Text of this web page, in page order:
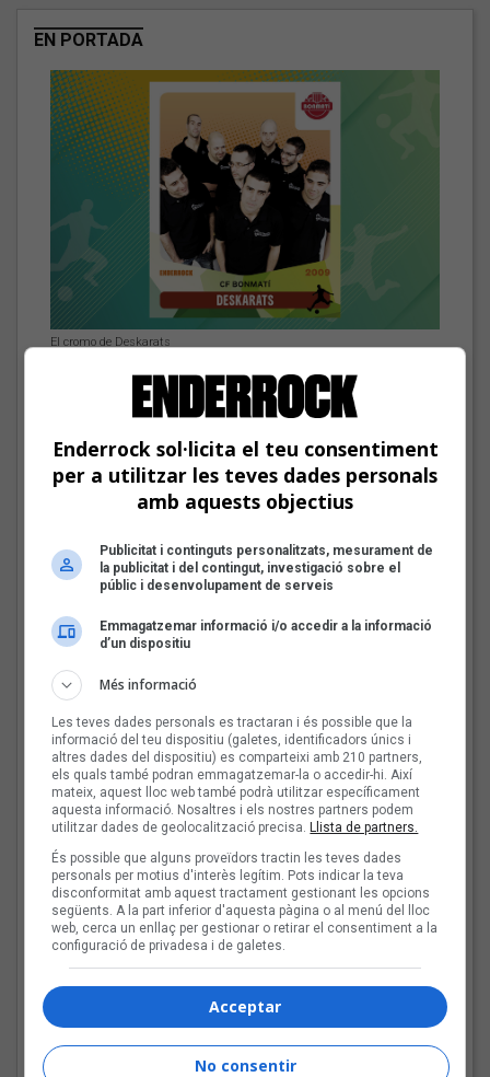
EN PORTADA
El cromo de Deskarats
Les veus dels himnes del futbol
català: Deskarats
Fins a finals d'agost, repassarem diferents himnes que els
grups i artistes catalans han fet per equips de futbol d'arreu
dels Països Catalans
Mark Boske: «No
m’agrada etiquetar-me
de cantautor»
futbol català: Miquel
Abras, Mazoni, Sanjosex
i The Gruixut’s
El Sona9 d'estiu d'iCat
descobreix els
concursants balears i
valencians
Tot a punt per la Plaça
del Folk 2026
Enderrock sol·licita el teu consentiment
per a utilitzar les teves dades personals
amb aquests objectius
Publicitat i continguts personalitzats, mesurament de
la publicitat i del contingut, investigació sobre el
públic i desenvolupament de serveis
Emmagatzemar informació i/o accedir a la informació
d’un dispositiu
Més informació
Les teves dades personals es tractaran i és possible que la
informació del teu dispositiu (galetes, identificadors únics i
altres dades del dispositiu) es comparteixi amb 210 partners,
els quals també podran emmagatzemar-la o accedir-hi. Així
mateix, aquest lloc web també podrà utilitzar específicament
aquesta informació. Nosaltres i els nostres partners podem
utilitzar dades de geolocalització precisa.Llista de partners.
És possible que alguns proveïdors tractin les teves dades
personals per motius d'interès legítim. Pots indicar la teva
disconformitat amb aquest tractament gestionant les opcions
següents. A la part inferior d'aquesta pàgina o al menú del lloc
web, cerca un enllaç per gestionar o retirar el consentiment a la
configuració de privadesa i de galetes.
Acceptar
No consentir